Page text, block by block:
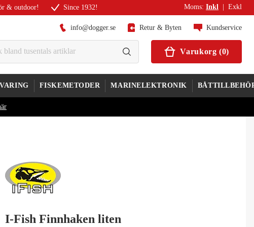
& outdoor! Since 1932! Moms: Inkl Exkl
info@dogger.se Retur & Byten Kundservice
Varukorg (0)
FISKEMETODER MARINELEKTRONIK
I-Fish Finnhaken liten